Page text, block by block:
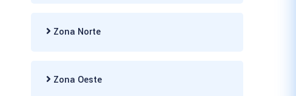
Zona Norte
Zona Oeste